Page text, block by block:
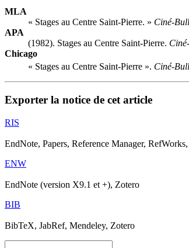
MLA
« Stages au Centre Saint-Pierre. » Ciné-
APA
(1982). Stages au Centre Saint-Pierre.
Chicago
« Stages au Centre Saint-Pierre ». Ciné-
Exporter la notice de cet article
RIS
EndNote, Papers, Reference Manager,
ENW
EndNote (version X9.1 et +), Zotero
BIB
BibTeX, JabRef, Mendeley, Zotero